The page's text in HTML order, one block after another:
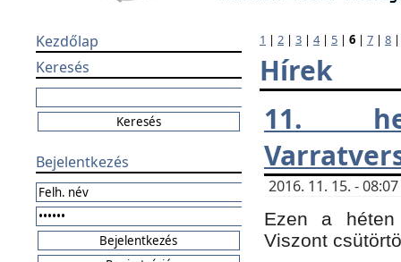
Kezdőlap
Keresés
Bejelentkezés
1 | 2 | 3 | 4| 5 | 6 | 7 | 8
Hírek
11.
2016. 11. 15. -
Ezen a héten
Viszont